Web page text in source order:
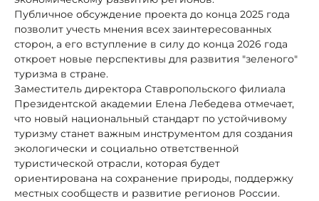
Публичное обсуждение проекта до конца 2025 года
позволит учесть мнения всех заинтересованных
сторон, а его вступление в силу до конца 2026 года
откроет новые перспективы для развития "зеленого"
туризма в стране.
Заместитель директора Ставропольского филиала
Президентской академии Елена Лебедева отмечает,
что новый национальный стандарт по устойчивому
туризму станет важным инструментом для создания
экологически и социально ответственной
туристической отрасли, которая будет
ориентирована на сохранение природы, поддержку
местных сообществ и развитие регионов России.